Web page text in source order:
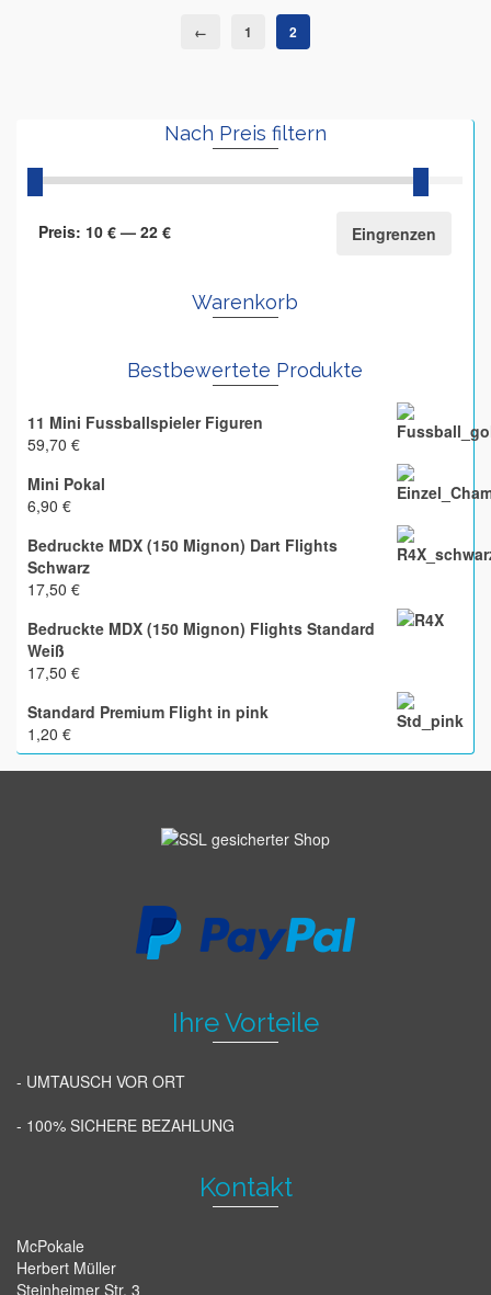
← 1 2
Nach Preis filtern
Eingrenzen
Preis: 10 € — 22 €
Warenkorb
Bestbewertete Produkte
11 Mini Fussballspieler Figuren
59,70 €
Mini Pokal
6,90 €
Bedruckte MDX (150 Mignon) Dart Flights
Schwarz
17,50 €
Bedruckte MDX (150 Mignon) Flights Standard
Weiß
17,50 €
Standard Premium Flight in pink
1,20 €
Ihre Vorteile
- UMTAUSCH VOR ORT
- 100% SICHERE BEZAHLUNG
Kontakt
McPokale
Herbert Müller
Steinheimer Str. 3